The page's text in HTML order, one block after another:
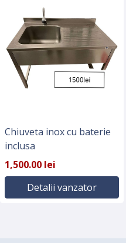
Chiuveta inox cu baterie
inclusa
1,500.00 lei
Detalii vanzator